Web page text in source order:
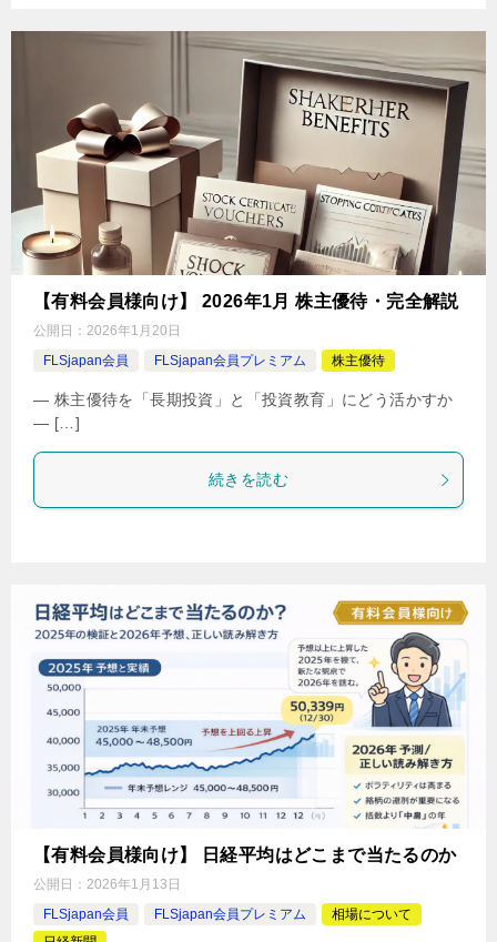
【有料会員様向け】 2026年1月 株主優待・完全解説
公開日： 2026年1月20日
FLSjapan会員
FLSjapan会員プレミアム 株主優待
― 株主優待を「長期投資」と「投資教育」にどう活かすか
― […]
続きを読む
【有料会員様向け】 日経平均はどこまで当たるのか
公開日： 2026年1月13日
FLSjapan会員
FLSjapan会員プレミアム
相場について